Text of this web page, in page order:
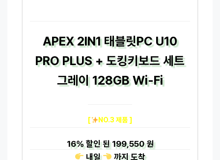
APEX 2IN1 태블릿PC U10
PRO PLUS + 도킹키보드 세트
그레이 128GB Wi-Fi
[ NO.3 제품 ]
16%할인 된199,550 원
내일
까지도착